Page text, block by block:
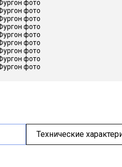
Технические